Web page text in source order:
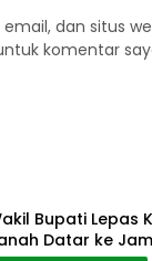
dan situs
komentar
Bupati Lepas
Datar ke